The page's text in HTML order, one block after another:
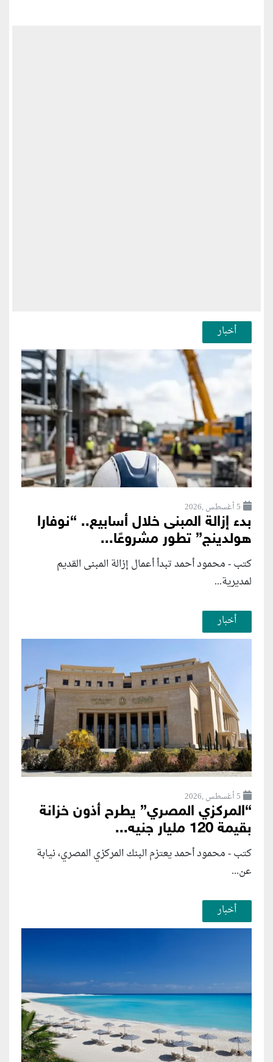
أخبار
5 أغسطس ,2026
بدء إزالة المبنى خلال أسابيع.. “نوفارا
هولدينج” تطور مشروعًا...
كتب - محمود أحمد تبدأ أعمال إزالة المبنى القديم
لمديرية...
أخبار
5 أغسطس ,2026
“المركزي المصري” يطرح أذون خزانة
بقيمة 120 مليار جنيه...
كتب - محمود أحمد يعتزم البنك المركزي المصري، نيابة
عن...
أخبار